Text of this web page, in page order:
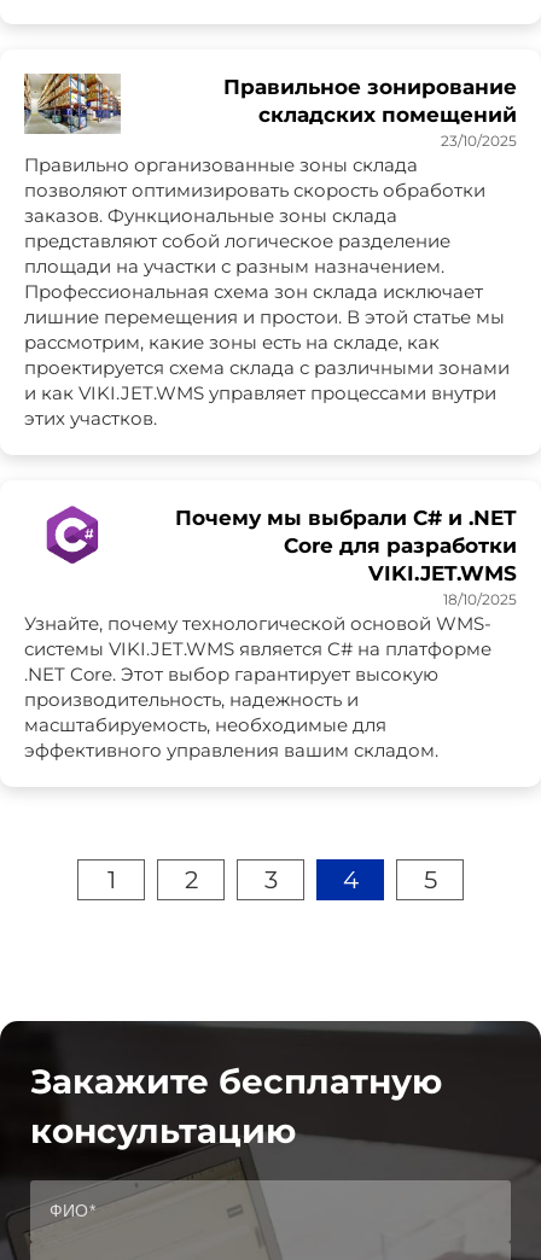
Правильное зонирование
складских помещений
23/10/2025
Правильно организованные зоны склада
позволяют оптимизировать скорость обработки
заказов. Функциональные зоны склада
представляют собой логическое разделение
площади на участки с разным назначением.
Профессиональная схема зон склада исключает
лишние перемещения и простои. В этой статье мы
рассмотрим, какие зоны есть на складе, как
проектируется схема склада с различными зонами
и как VIKI.JET.WMS управляет процессами внутри
этих участков.
Почему мы выбрали C# и .NET
Core для разработки
VIKI.JET.WMS
18/10/2025
Узнайте, почему технологической основой WMS-
системы VIKI.JET.WMS является C# на платформе
.NET Core. Этот выбор гарантирует высокую
производительность, надежность и
масштабируемость, необходимые для
эффективного управления вашим складом.
1 2 3 4 5
Закажите бесплатную
консультацию